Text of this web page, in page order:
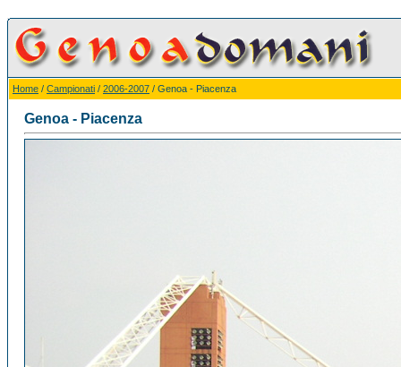
Home / Campionati / 2006-2007 / Genoa - Piacenza
Genoa - Piacenza